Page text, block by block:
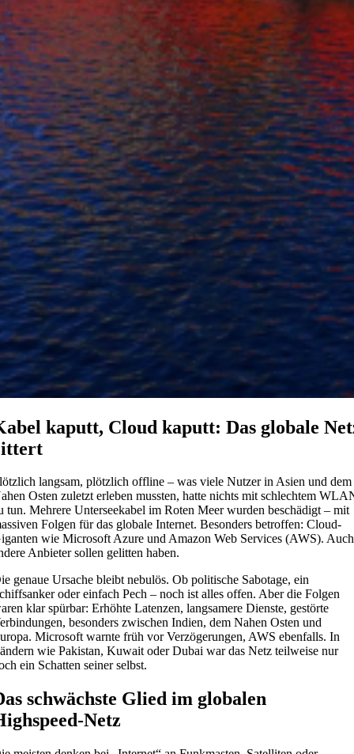
kaputt, Cloud kaputt: Das globale
langsam, plötzlich offline – was viele Nutzer in Asien und dem
Osten zuletzt erleben mussten, hatte nichts mit schlechtem
tun. Mehrere Unterseekabel im Roten Meer wurden beschädigt – mit
Folgen für das globale Internet. Besonders betroffen: Cloud-
wie Microsoft Azure und Amazon Web Services (AWS). Auch
Anbieter sollen gelitten haben.
genaue Ursache bleibt nebulös. Ob politische Sabotage, ein
oder einfach Pech – noch ist alles offen. Aber die Folgen
klar spürbar: Erhöhte Latenzen, langsamere Dienste, gestörte
besonders zwischen Indien, dem Nahen Osten und
Microsoft warnte früh vor Verzögerungen, AWS ebenfalls. In
wie Pakistan, Kuwait oder Dubai war das Netz teilweise nur
ein Schatten seiner selbst.
schwächste Glied im globalen
Netz